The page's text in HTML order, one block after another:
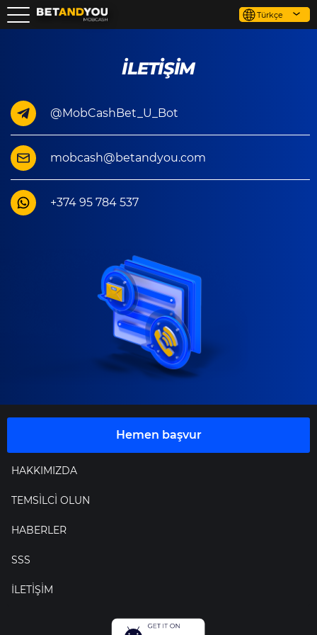
Türkçe
İLETİŞİM
@MobCashBet_U_Bot
mobcash@betandyou.com
+374 95 784 537
HAKKIMIZDA
TEMSİLCİ OLUN
HABERLER
SSS
İLETİŞİM
Hemen başvur